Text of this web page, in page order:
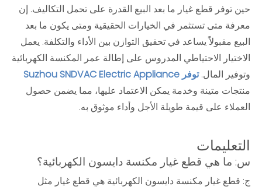
حين توفر قطع غيار ما بعد البيع القدرة على تحمل التكاليف. إن
معرفة متى تستثمر في الخيارات الحقيقية ومتى يكون ما بعد
البيع مقبولاً يساعد في تحقيق التوازن بين الأداء والتكلفة. يعمل
الاختيار الاحتياطي المدروس على إطالة عمر المكنسة الكهربائية
وتوفير المال.توفر Suzhou SNDVAC Electric Appliance
منتجات متينة وخدمة يمكن الاعتماد عليها، مما يضمن حصول
العملاء على قيمة طويلة الأجل وأداء موثوق به.
التعليمات
س: ما هي قطع غيار مكنسة دايسون الكهربائية؟
ج: قطع غيار مكنسة دايسون الكهربائية هي قطع غيار مثل